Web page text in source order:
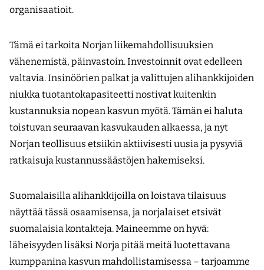
organisaatioit.
Tämä ei tarkoita Norjan liikemahdollisuuksien
vähenemistä, päinvastoin. Investoinnit ovat edelleen
valtavia. Insinöörien palkat ja valittujen alihankkijoiden
niukka tuotantokapasiteetti nostivat kuitenkin
kustannuksia nopean kasvun myötä. Tämän ei haluta
toistuvan seuraavan kasvukauden alkaessa, ja nyt
Norjan teollisuus etsiikin aktiivisesti uusia ja pysyviä
ratkaisuja kustannussäästöjen hakemiseksi.
Suomalaisilla alihankkijoilla on loistava tilaisuus
näyttää tässä osaamisensa, ja norjalaiset etsivät
suomalaisia kontakteja. Maineemme on hyvä:
läheisyyden lisäksi Norja pitää meitä luotettavana
kumppanina kasvun mahdollistamisessa – tarjoamme